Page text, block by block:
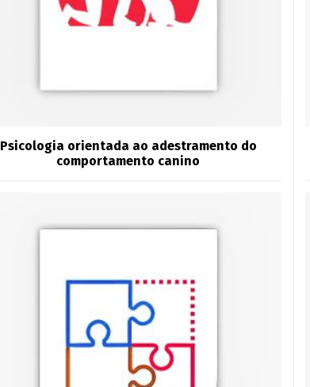
Psicologia orientada ao adestramento do
comportamento canino